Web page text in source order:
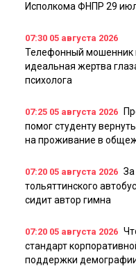
Исполкома ФНПР 29
07:30 05 августа 2026
Телефонный мошенник
идеальная жертва
психолога
07:25 05 августа 2026
помог студенту
на проживание в
07:20 05 августа 2026
тольяттинского
сидит автор гимна
07:20 05 августа 2026
стандарт
поддержки